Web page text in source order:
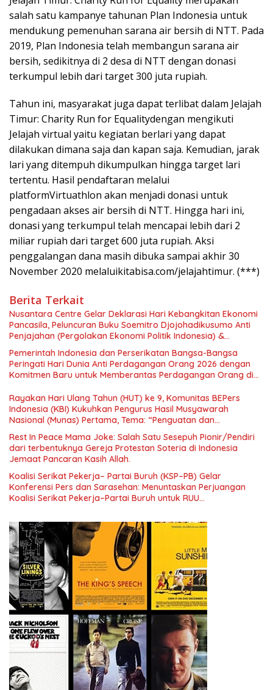
salah satu kampanye tahunan Plan Indonesia untuk
mendukung pemenuhan sarana air bersih di NTT. Pada
2019, Plan Indonesia telah membangun sarana air
bersih, sedikitnya di 2 desa di NTT dengan donasi
terkumpul lebih dari target 300 juta rupiah.
Tahun ini, masyarakat juga dapat terlibat dalam Jelajah
Timur: Charity Run for Equalitydengan mengikuti
Jelajah virtual yaitu kegiatan berlari yang dapat
dilakukan dimana saja dan kapan saja. Kemudian, jarak
lari yang ditempuh dikumpulkan hingga target lari
tertentu. Hasil pendaftaran melalui
platformVirtuathlon akan menjadi donasi untuk
pengadaan akses air bersih di NTT. Hingga hari ini,
donasi yang terkumpul telah mencapai lebih dari 2
miliar rupiah dari target 600 juta rupiah. Aksi
penggalangan dana masih dibuka sampai akhir 30
November 2020 melaluikitabisa.com/jelajahtimur. (***)
Berita Terkait
Nusantara Centre Gelar Deklarasi Hari Kebangkitan Ekonomi
Pancasila, Peluncuran Buku Soemitro Djojohadikusumo Anti
Penjajahan (Pergolakan Ekonomi Politik Indonesia) &
Simposium Nasional “Urgensi Undang-Undang Perekonomian
Nasional dan Kesejahteraan Sosial dalam Menata Bangsa
Menuju Indonesia Emas 2045”,
Pemerintah Indonesia dan Perserikatan Bangsa-Bangsa
Peringati Hari Dunia Anti Perdagangan Orang 2026 dengan
Komitmen Baru untuk Memberantas Perdagangan Orang di
Rayakan Hari Ulang Tahun (HUT) ke 9, Komunitas BEPers
Indonesia (KBI) Kukuhkan Pengurus Hasil Musyawarah
Nasional (Munas) Pertama, Tema: “Penguatan dan
Pengembangan Organisasi KBI yang Berbasis Riset di seluruh
Indonesia dan Mancanegara”.
Rest In Peace Mama Joke: Salah Satu Sesepuh Pionir/Pendiri
dari terbentuknya Gereja Protestan Soteria di Indonesia
Jemaat Pancaran Kasih Allah.
Koalisi Serikat Pekerja– Partai Buruh (KSP–PB) Gelar
Konferensi Pers dan Sarasehan: Menuntaskan Perjuangan
Koalisi Serikat Pekerja–Partai Buruh untuk RUU